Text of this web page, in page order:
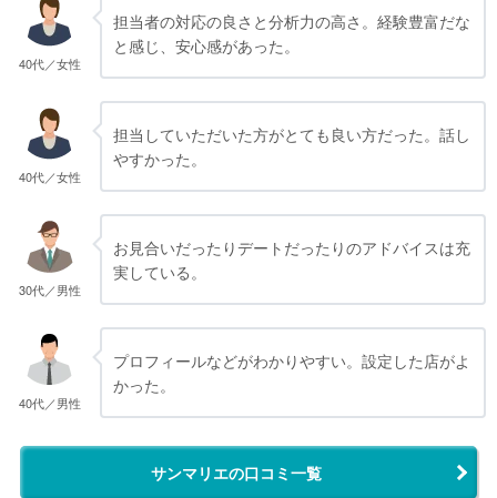
40代／女性
担当者の対応の良さと分析力の高さ。経験豊富だな
と感じ、安心感があった。
40代／女性
担当していただいた方がとても良い方だった。話し
やすかった。
30代／男性
お見合いだったりデートだったりのアドバイスは充
実している。
40代／男性
プロフィールなどがわかりやすい。設定した店がよ
かった。
サンマリエの口コミ一覧